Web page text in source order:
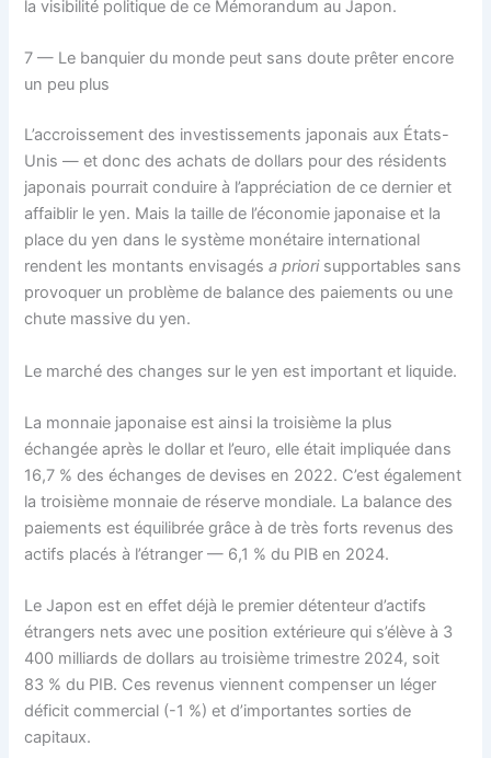
la visibilité politique de ce Mémorandum au Japon.
7 — Le banquier du monde peut sans doute prêter encore
un peu plus
L’accroissement des investissements japonais aux États-
Unis — et donc des achats de dollars pour des résidents
japonais pourrait conduire à l’appréciation de ce dernier et
affaiblir le yen. Mais la taille de l’économie japonaise et la
place du yen dans le système monétaire international
rendent les montants envisagésa priorisupportables sans
provoquer un problème de balance des paiements ou une
chute massive du yen.
Le marché des changes sur le yen est important et liquide.
La monnaie japonaise est ainsi la troisième la plus
échangée après le dollar et l’euro, elle était impliquée dans
16,7 % des échanges de devises en 2022. C’est également
la troisième monnaie de réserve mondiale. La balance des
paiements est équilibrée grâce à de très forts revenus des
actifs placés à l’étranger — 6,1 % du PIB en 2024.
Le Japon est en effet déjà le premier détenteur d’actifs
étrangers nets avec une position extérieure qui s’élève à 3
400 milliards de dollars au troisième trimestre 2024, soit
83 % du PIB. Ces revenus viennent compenser un léger
déficit commercial (-1 %) et d’importantes sorties de
capitaux.